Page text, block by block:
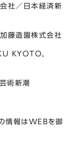
社／日本経済新
藤造園株式会社
KYOTO,
術新潮
情報はWEBを御